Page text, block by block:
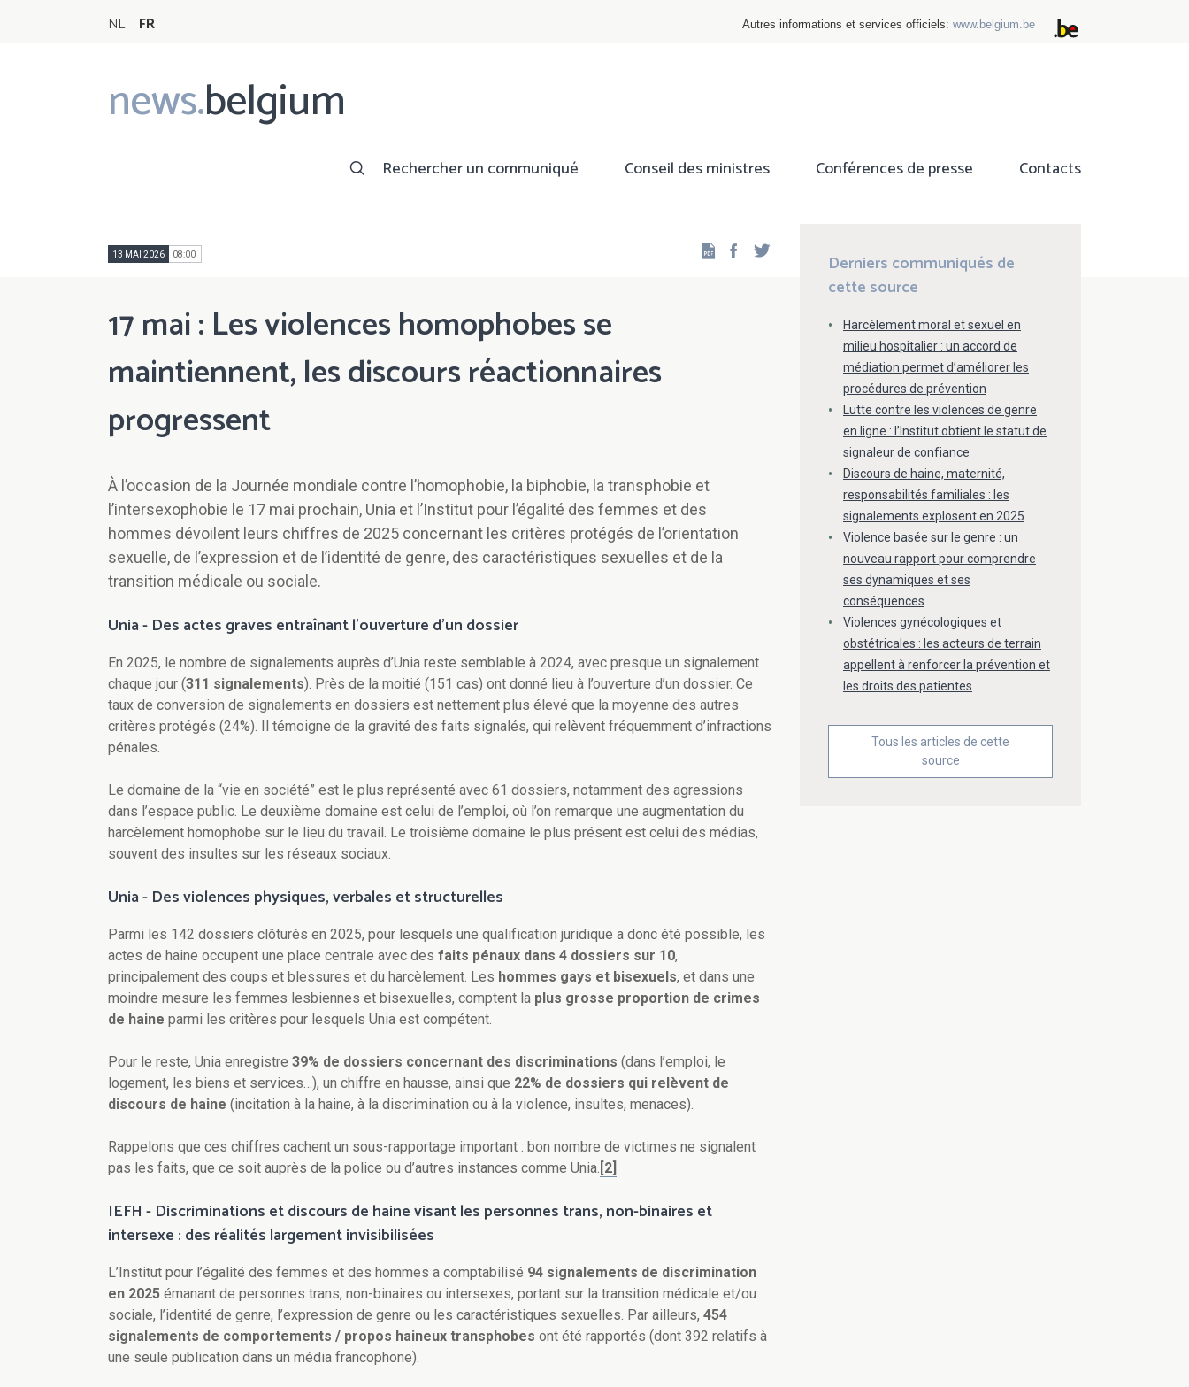
NL FR Autres informations et services officiels: www.belgium.be
news.belgium
Main
navigation
Rechercher un communiqué Conseil des ministres Conférences de presse Contacts
13 MAI 2026 08:00 Facebook
17 mai : Les violences homophobes se
maintiennent, les discours réactionnaires
progressent
À l’occasion de la Journée mondiale contre l’homophobie, la biphobie, la transphobie et
l’intersexophobie le 17 mai prochain, Unia et l’Institut pour l’égalité des femmes et des
hommes dévoilent leurs chiffres de 2025 concernant les critères protégés de l’orientation
sexuelle, de l’expression et de l’identité de genre, des caractéristiques sexuelles et de la
transition médicale ou sociale.
Unia - Des actes graves entraînant l’ouverture d’un dossier
En 2025, le nombre de signalements auprès d’Unia reste semblable à 2024, avec presque un signalement
chaque jour (311 signalements). Près de la moitié (151 cas) ont donné lieu à l’ouverture d’un dossier. Ce
taux de conversion de signalements en dossiers est nettement plus élevé que la moyenne des autres
critères protégés (24%). Il témoigne de la gravité des faits signalés, qui relèvent fréquemment d’infractions
pénales.
Le domaine de la “vie en société” est le plus représenté avec 61 dossiers, notamment des agressions
dans l’espace public. Le deuxième domaine est celui de l’emploi, où l’on remarque une augmentation du
harcèlement homophobe sur le lieu du travail. Le troisième domaine le plus présent est celui des médias,
souvent des insultes sur les réseaux sociaux.
Unia - Des violences physiques, verbales et structurelles
Parmi les 142 dossiers clôturés en 2025, pour lesquels une qualification juridique a donc été possible, les
actes de haine occupent une place centrale avec des faits pénaux dans 4 dossiers sur 10,
principalement des coups et blessures et du harcèlement. Les hommes gays et bisexuels, et dans une
moindre mesure les femmes lesbiennes et bisexuelles, comptent la plus grosse proportion de crimes
de haine parmi les critères pour lesquels Unia est compétent.
Pour le reste, Unia enregistre 39% de dossiers concernant des discriminations (dans l’emploi, le
logement, les biens et services…), un chiffre en hausse, ainsi que 22% de dossiers qui relèvent de
discours de haine (incitation à la haine, à la discrimination ou à la violence, insultes, menaces).
Rappelons que ces chiffres cachent un sous-rapportage important : bon nombre de victimes ne signalent
pas les faits, que ce soit auprès de la police ou d’autres instances comme Unia. [2]
IEFH - Discriminations et discours de haine visant les personnes trans, non-binaires et
intersexe : des réalités largement invisibilisées
L’Institut pour l’égalité des femmes et des hommes a comptabilisé 94 signalements de discrimination
en 2025 émanant de personnes trans, non-binaires ou intersexes, portant sur la transition médicale et/ou
sociale, l’identité de genre, l’expression de genre ou les caractéristiques sexuelles. Par ailleurs, 454
signalements de comportements / propos haineux transphobes ont été rapportés (dont 392 relatifs à
une seule publication dans un média francophone).
Derniers communiqués de
cette source
Harcèlement moral et sexuel en
milieu hospitalier : un accord de
médiation permet d’améliorer les
procédures de prévention
Lutte contre les violences de genre
en ligne : l’Institut obtient le statut de
signaleur de confiance
Discours de haine, maternité,
responsabilités familiales : les
signalements explosent en 2025
Violence basée sur le genre : un
nouveau rapport pour comprendre
ses dynamiques et ses
conséquences
Violences gynécologiques et
obstétricales : les acteurs de terrain
appellent à renforcer la prévention et
les droits des patientes
Tous les articles de cette
source